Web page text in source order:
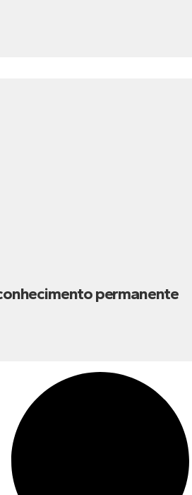
permanente